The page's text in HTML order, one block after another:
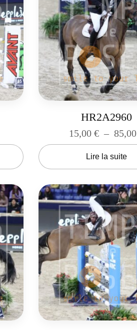
HR2A2960
15,00 € – 85,00
Lire la suite